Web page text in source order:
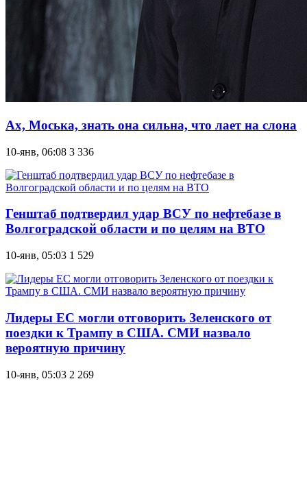
Ах, Моська, знать она сильна, что лает на слона
10-янв, 06:08 3 336
Генштаб подтвердил удар ВСУ по нефтебазе в
Волгоградской области и по целям на ВТО
10-янв, 05:03 1 529
Лидеры ЕС могли отговорить Зеленского от
поездки к Трампу в США. СМИ назвало
вероятную причину
10-янв, 05:03 2 269